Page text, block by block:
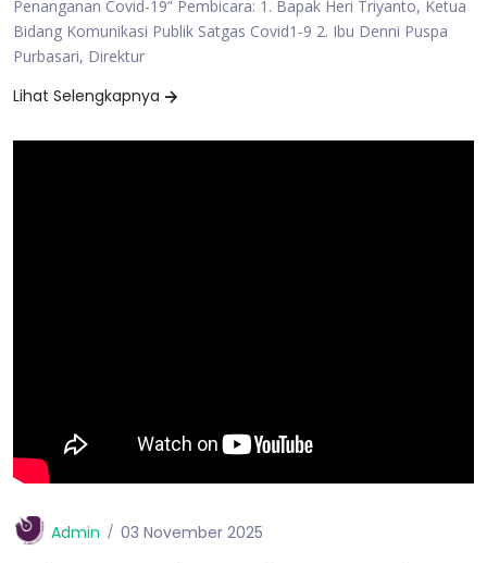
Penanganan Covid-19” Pembicara: 1. Bapak Heri Triyanto, Ketua
Bidang Komunikasi Publik Satgas Covid1-9 2. Ibu Denni Puspa
Purbasari, Direktur
Lihat Selengkapnya
Admin 03 November 2025